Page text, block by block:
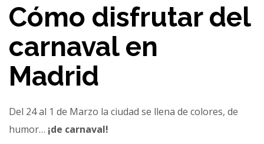
Cómo disfrutar del
carnaval en
Madrid
Del 24 al 1 de Marzo la ciudad se llena de colores, de
humor… ¡de carnaval!